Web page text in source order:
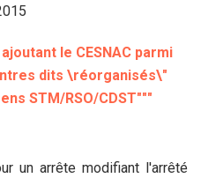
le CESNAC parmi
dits \réorganisés\"
STM/RSO/CDST"""
un arrête modifiant l'arrêté